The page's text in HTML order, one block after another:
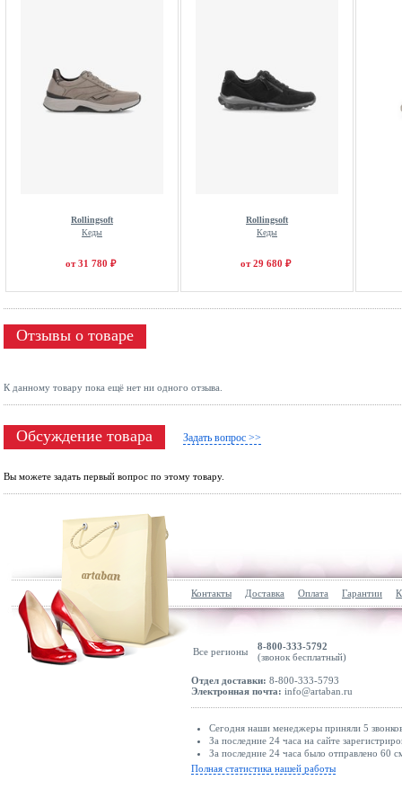
Rollingsoft
Кеды
от 31 780 ₽
Rollingsoft
Кеды
от 29 680 ₽
Отзывы о товаре
К данному товару пока ещё нет ни одного отзыва.
Обсуждение товара Задать вопрос >>
Вы можете задать первый вопрос по этому товару.
Контакты Доставка Оплата Гарантии
Все регионы
8-800-333-5792
(звонок бесплатный)
Отдел доставки: 8-800-333-5793
Электронная почта: info@artaban.ru
Сегодня наши менеджеры приняли 5
За последние 24 часа на сайте
За последние 24 часа было отправлено 60
Полная статистика нашей работы